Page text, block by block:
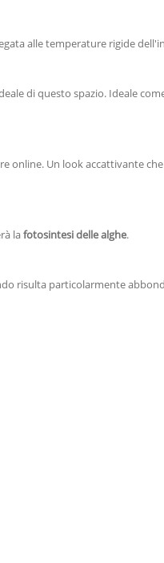
alle temperature rigide
di questo spazio. Ideale
online. Un look accattivante
lafotosintesi delle alghe.
risulta particolarmente